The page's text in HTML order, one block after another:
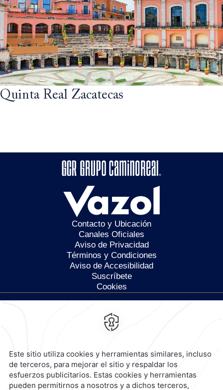
Quinta Real Zacatecas
Contacto y Ubicación
Canales Oficiales
Aviso de Privacidad
Términos y Condiciones
Aviso de Accesibilidad
Suscríbete
Cookies
Calzada General Mariano
Escobedo 700,Anzures,
Reservaciones|800 901 2300
contacto@caminoreal.com
reservaciones@caminoreal.com